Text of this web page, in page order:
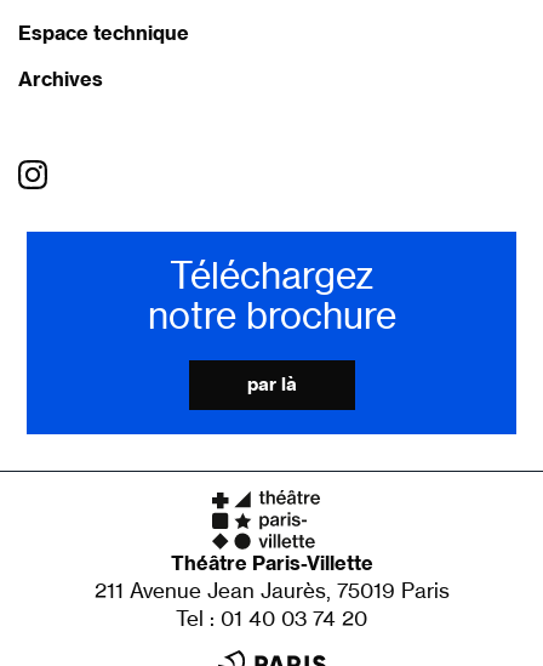
Espace technique
Archives
Téléchargez
notre brochure
par là
Théâtre Paris-Villette
211 Avenue Jean Jaurès, 75019 Paris
Tel : 01 40 03 74 20